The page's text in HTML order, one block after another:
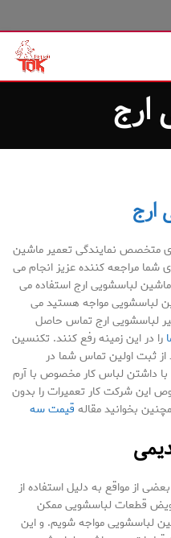
ارج
ارج
متخصص نمایندگی تعمیر ماشین
شما مراجعه کننده عزیز انجام می
لباسشویی ارج استفاده می
لباسشویی مواجه هستید می
لباسشویی ارج تماس حاصل
را در این زمینه رفع کنند. تکنسین
از ثبت اولین تماس شما در
داشتن لباس کار مخصوص با آرم
این شرکت کار تعمیرات را بدون
بخوانید مقاله قیمت سه
از مواقع به دلیل استفاده از
قطعات لباسشویی ممکن
لباسشویی مواجه شویم. و این